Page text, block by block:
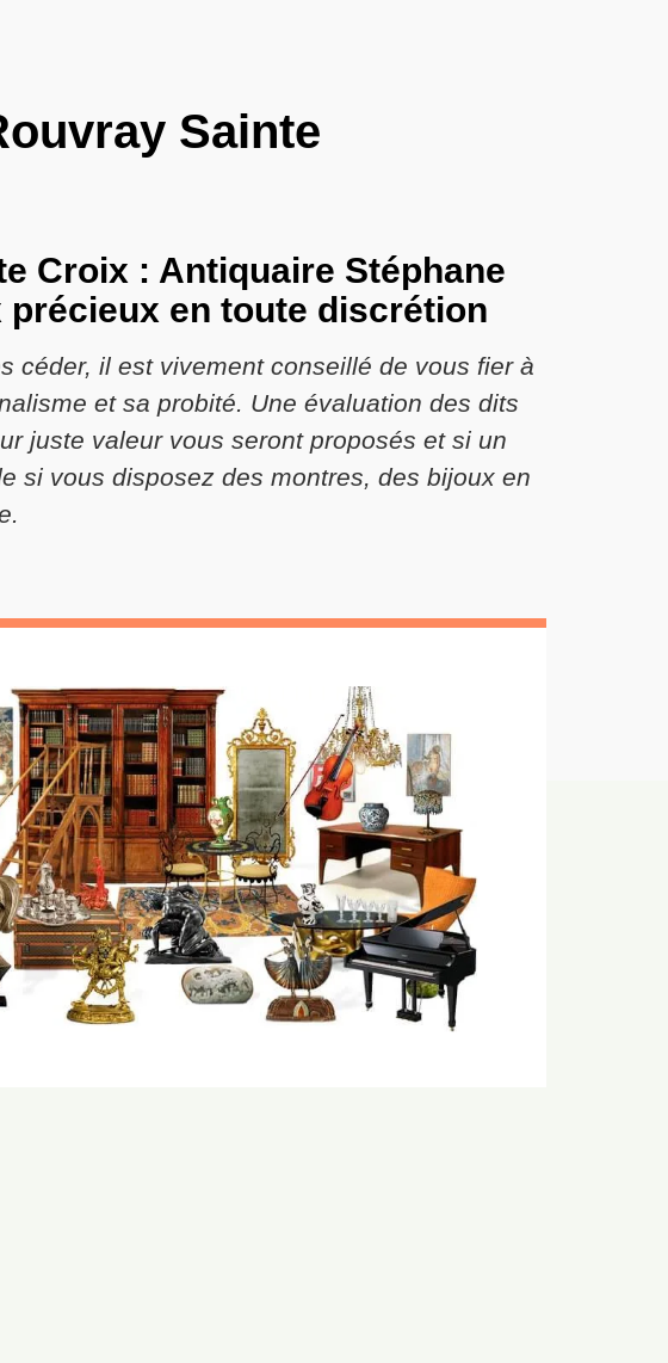
Sainte
Croix : Antiquaire Stéphane
précieux en toute discrétion
céder, il est vivement conseillé de vous fier à
et sa probité. Une évaluation des dits
juste valeur vous seront proposés et si un
si vous disposez des montres, des bijoux en